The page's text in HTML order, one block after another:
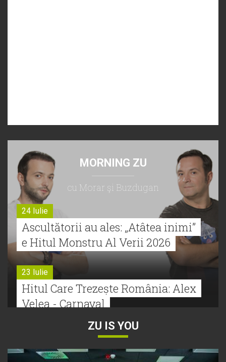
MORNING ZU
cu Morar şi Buzdugan
24 Iulie
Ascultătorii au ales: „Atâtea inimi”
e Hitul Monstru Al Verii 2026
23 Iulie
Hitul Care Trezește România: Alex
Velea - Carnaval
Bătălie strânsă la Hitul Monstru Al
ZU IS YOU